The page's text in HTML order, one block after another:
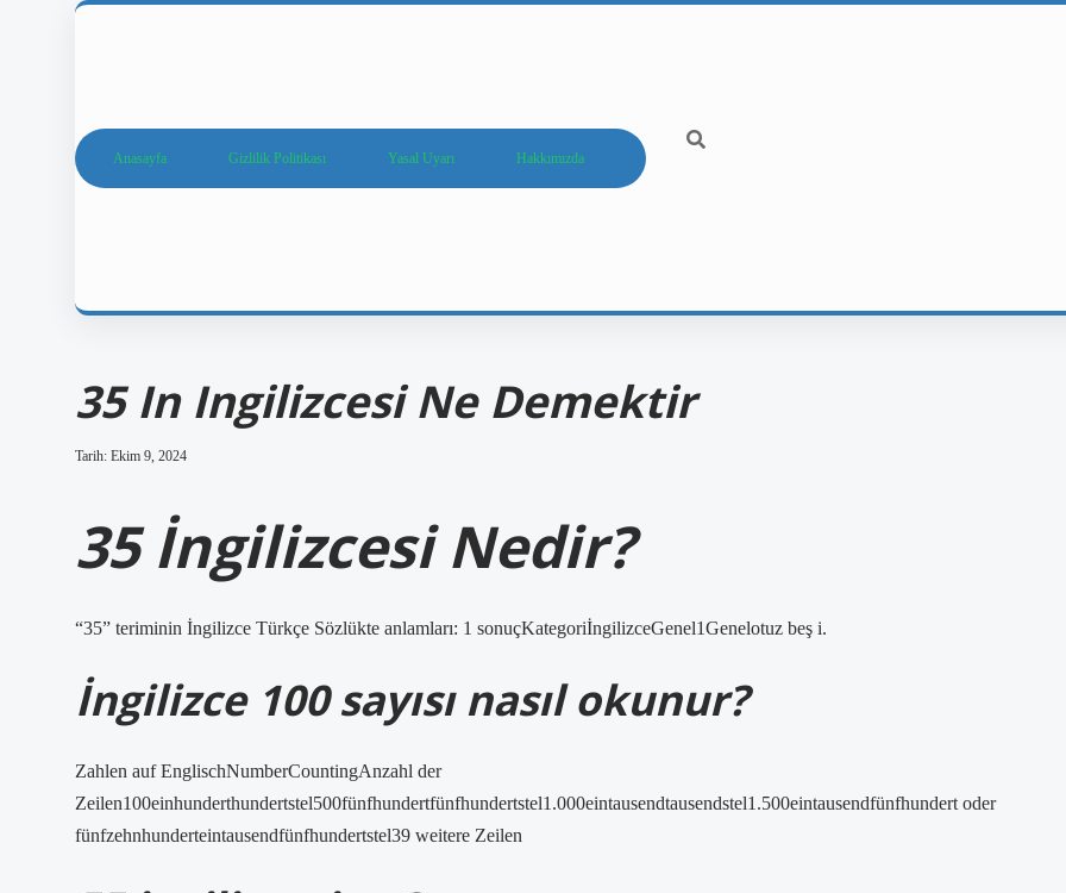
Anasayfa Gizlilik Politikası Yasal Uyarı Hakkımızda
35 In Ingilizcesi Ne Demektir
Tarih: Ekim 9, 2024
35 İngilizcesi Nedir?
“35” teriminin İngilizce Türkçe Sözlükte anlamları: 1 sonuçKategoriİngilizceGenel1Genelotuz beş i.
İngilizce 100 sayısı nasıl okunur?
Zahlen auf EnglischNumberCountingAnzahl der
Zeilen100einhunderthundertstel500fünfhundertfünfhundertstel1.000eintausendtausendstel1.500eintausendfünfhundert oder
fünfzehnhunderteintausendfünfhundertstel39 weitere Zeilen